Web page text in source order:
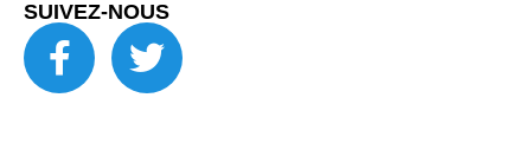
SUIVEZ-NOUS